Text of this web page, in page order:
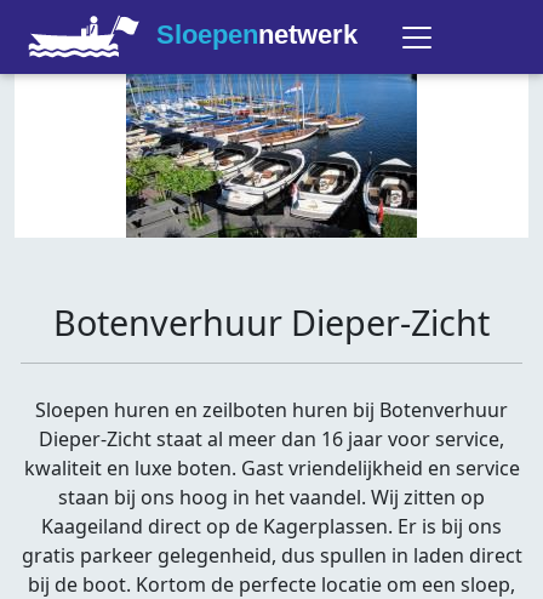
Sloepennetwerk
Botenverhuur Dieper-Zicht
Sloepen huren en zeilboten huren bij Botenverhuur
Dieper-Zicht staat al meer dan 16 jaar voor service,
kwaliteit en luxe boten. Gast vriendelijkheid en service
staan bij ons hoog in het vaandel. Wij zitten op
Kaageiland direct op de Kagerplassen. Er is bij ons
gratis parkeer gelegenheid, dus spullen in laden direct
bij de boot. Kortom de perfecte locatie om een sloep,